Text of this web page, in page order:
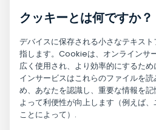
クッキーとは何ですか？
デバイスに保存される小さなテキス
指します。Cookieは、オンラインサ
広く使用され、より効率的にするた
インサービスはこれらのファイルを
め、あなたを認識し、重要な情報を
よって利便性が向上します（例えば
ことによって）.